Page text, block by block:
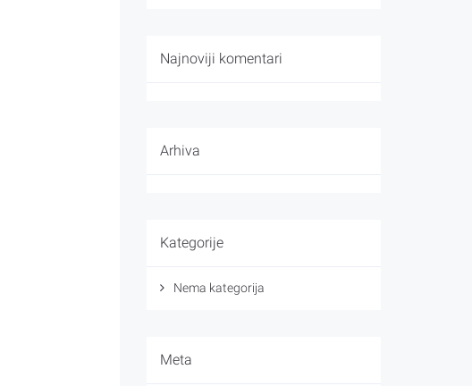
Najnoviji komentari
Arhiva
Kategorije
Nema kategorija
Meta